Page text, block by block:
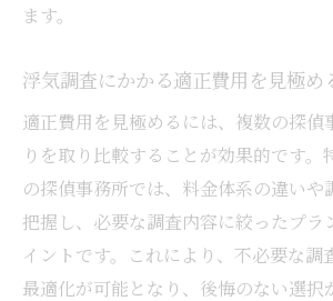
失敗しない浮気調査は費用と
浮気調査の費用比較で見落
探偵選びで後悔しないためのポ
後悔しない浮気調査探偵選
浮気調査探偵の選び方で重
ト
ます。
浮気調査にかかる適正費用を見極め
適正費用を見極めるには、複数の探偵
りを取り比較することが効果的です。
の探偵事務所では、料金体系の違いや
把握し、必要な調査内容に絞ったプラ
イントです。これにより、不必要な調
最適化が可能となり、後悔のない選択